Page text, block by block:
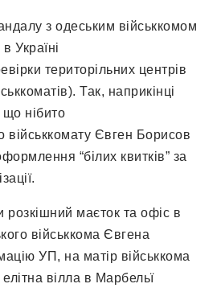
з одеським військкомом
Україні
територільних центрів
Так, наприкінці
що нібито
військкомату Євген Борисов
“білих квитків” за
маєток та офіс в
військкома Євгена
УП, на матір військкома
вілла в Марбельї